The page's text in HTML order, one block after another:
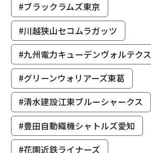
#ブラックラムズ東京
#川越狭山セコムラガッツ
#九州電力キューデンヴォルテクス
#グリーンウォリアーズ東葛
#清水建設江東ブルーシャークス
#豊田自動織機シャトルズ愛知
#花園近鉄ライナーズ